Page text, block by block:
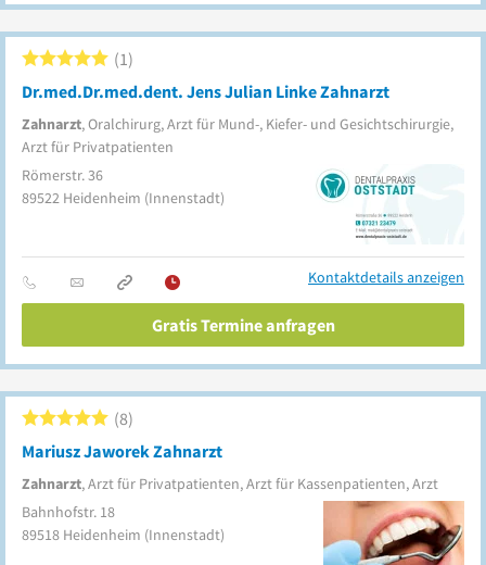
Dr.med.Dr.med.dent. Jens Julian Linke Zahnarzt
Zahnarzt, Oralchirurg, Arzt für Mund-, Kiefer- und Gesichtschirurgie,
Arzt für Privatpatienten
1
Römerstr. 36
89522 Heidenheim (Innenstadt)
Kontaktdetails anzeigen
Gratis Termine anfragen
Mariusz Jaworek Zahnarzt
Zahnarzt, Arzt für Privatpatienten, Arzt für Kassenpatienten, Arzt
8
Bahnhofstr. 18
89518 Heidenheim (Innenstadt)